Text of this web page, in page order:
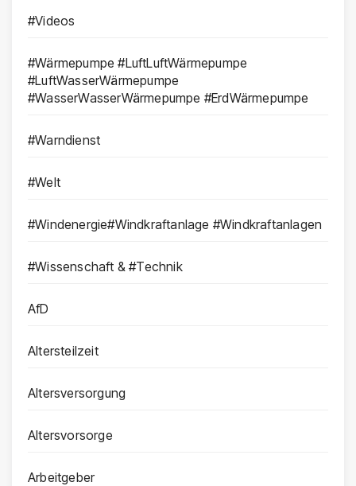
#Videos
#Wärmepumpe #LuftLuftWärmepumpe
#LuftWasserWärmepumpe
#WasserWasserWärmepumpe #ErdWärmepumpe
#Warndienst
#Welt
#Windenergie#Windkraftanlage #Windkraftanlagen
#Wissenschaft & #Technik
AfD
Altersteilzeit
Altersversorgung
Altersvorsorge
Arbeitgeber